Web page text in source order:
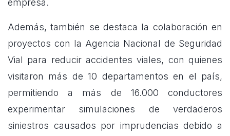
empresa.
Además, también se destaca la colaboración en
proyectos con la Agencia Nacional de Seguridad
Vial para reducir accidentes viales, con quienes
visitaron más de 10 departamentos en el país,
permitiendo a más de 16.000 conductores
experimentar simulaciones de verdaderos
siniestros causados por imprudencias debido a